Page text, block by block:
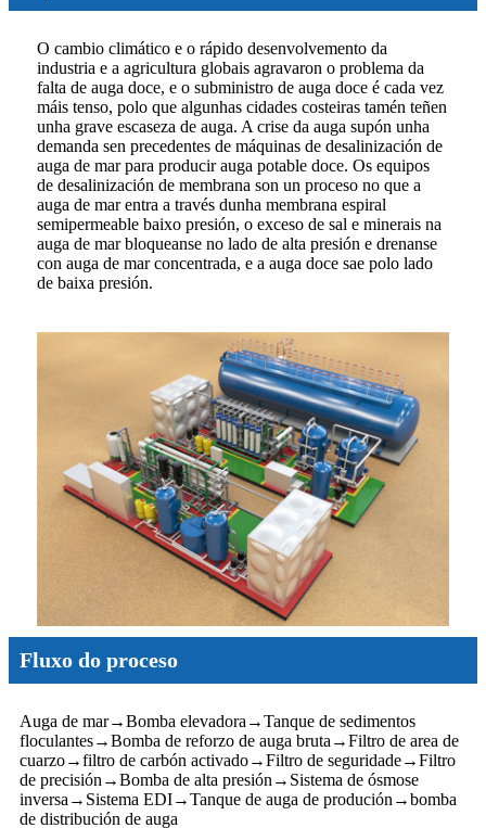
O cambio climático e o rápido desenvolvemento da
industria e a agricultura globais agravaron o problema da
falta de auga doce, e o subministro de auga doce é cada vez
máis tenso, polo que algunhas cidades costeiras tamén teñen
unha grave escaseza de auga. A crise da auga supón unha
demanda sen precedentes de máquinas de desalinización de
auga de mar para producir auga potable doce. Os equipos
de desalinización de membrana son un proceso no que a
auga de mar entra a través dunha membrana espiral
semipermeable baixo presión, o exceso de sal e minerais na
auga de mar bloqueanse no lado de alta presión e drenanse
con auga de mar concentrada, e a auga doce sae polo lado
de baixa presión.
Fluxo do proceso
Auga de mar→Bomba elevadora→Tanque de sedimentos
floculantes→Bomba de reforzo de auga bruta→Filtro de area de
cuarzo→filtro de carbón activado→Filtro de seguridade→Filtro
de precisión→Bomba de alta presión→ Sistema de ósmose
inversa→ Sistema EDI→Tanque de auga de produción→bomba
de distribución de auga